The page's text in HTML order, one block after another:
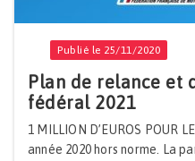
Publié le 25/11/2020
Plan de relance et
fédéral 2021
1 MILLION D’EUROS POUR
année 2020 hors norme. La